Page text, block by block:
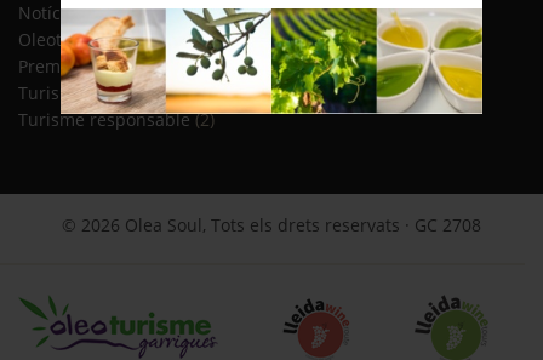
Notícies(4)
Oleoturisme(13)
Premsa(2)
Turisme gastronòmic(15)
Turisme responsable(2)
© 2026 Olea Soul, Tots els drets reservats · GC 2708